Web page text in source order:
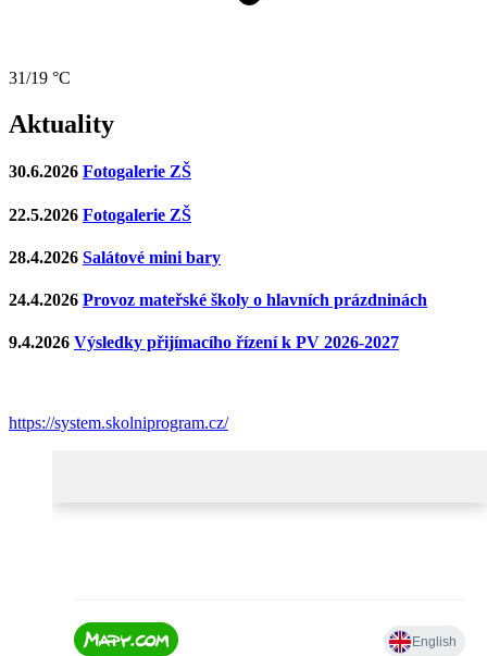
31/19 °C
Aktuality
30.6.2026 Fotogalerie ZŠ
22.5.2026 Fotogalerie ZŠ
28.4.2026 Salátové mini bary
24.4.2026 Provoz mateřské školy o hlavních prázdninách
9.4.2026 Výsledky přijímacího řízení k PV 2026-2027
https://system.skolniprogram.cz/